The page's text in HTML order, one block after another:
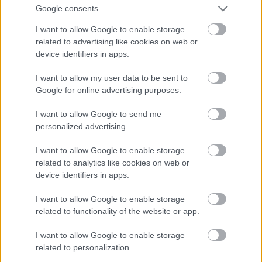
Google consents
I want to allow Google to enable storage
related to advertising like cookies on web or
device identifiers in apps.
I want to allow my user data to be sent to
Google for online advertising purposes.
I want to allow Google to send me
personalized advertising.
I want to allow Google to enable storage
related to analytics like cookies on web or
device identifiers in apps.
I want to allow Google to enable storage
related to functionality of the website or app.
I want to allow Google to enable storage
related to personalization.
Az oktatásra kellene helyezni a hangsúlyt, valamint a
GMO-mentes takarmányból előállított húsok és GM-
mentes növényi élelmiszerek legyenek olcsóbbak,
illetve a GM-termékekre kellene valami bünti.
kivándorlok. Kb. az Antarktiszra, ahogyan a dolgok
állnak.
11 éve
@Mr. Waszabi: Györgyey János is sokkal őszintébben
fogalmaz, ha nem egy újságban érvel, hanem
szűkebb körben nyilatkozik meg. Egy szegedi
tudományos fórumon a Greenpeace birtokában lévő
hangfelvétel szerint ugyanis szó szerint ezt mondta:
„a génmódosított növényekről minden olyan
marketingdumát, hogy az az éhezést oldja meg a